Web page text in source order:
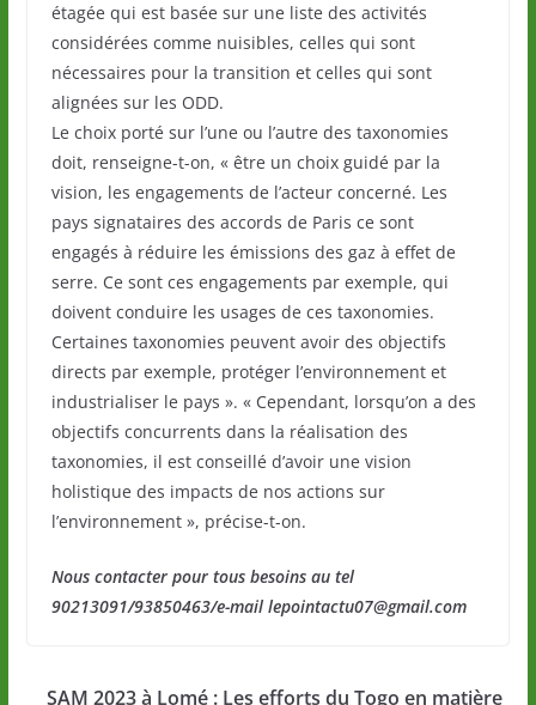
étagée qui est basée sur une liste des activités
considérées comme nuisibles, celles qui sont
nécessaires pour la transition et celles qui sont
alignées sur les ODD.
Le choix porté sur l’une ou l’autre des taxonomies
doit, renseigne-t-on, « être un choix guidé par la
vision, les engagements de l’acteur concerné. Les
pays signataires des accords de Paris ce sont
engagés à réduire les émissions des gaz à effet de
serre. Ce sont ces engagements par exemple, qui
doivent conduire les usages de ces taxonomies.
Certaines taxonomies peuvent avoir des objectifs
directs par exemple, protéger l’environnement et
industrialiser le pays ». « Cependant, lorsqu’on a des
objectifs concurrents dans la réalisation des
taxonomies, il est conseillé d’avoir une vision
holistique des impacts de nos actions sur
l’environnement », précise-t-on.
Nous contacter pour tous besoins au tel
90213091/93850463/e-mail lepointactu07@gmail.com
SAM 2023 à Lomé : Les efforts du Togo en matière